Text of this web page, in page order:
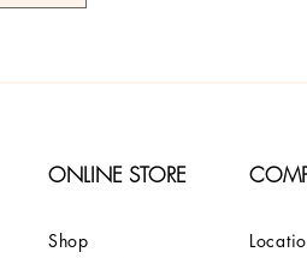
ONLINE STORE
Shop